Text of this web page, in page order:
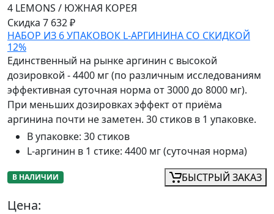
4 LEMONS / ЮЖНАЯ КОРЕЯ
Скидка 7 632 ₽
НАБОР ИЗ 6 УПАКОВОК L-АРГИНИНА СО СКИДКОЙ
12%
Единственный на рынке аргинин с высокой
дозировкой - 4400 мг (по различным исследованиям
эффективная суточная норма от 3000 до 8000 мг).
При меньших дозировках эффект от приёма
аргинина почти не заметен. 30 стиков в 1 упаковке.
В упаковке: 30 стиков
L-аргинин в 1 стике: 4400 мг (суточная норма)
В НАЛИЧИИ БЫСТРЫЙ ЗАКАЗ
Цена: